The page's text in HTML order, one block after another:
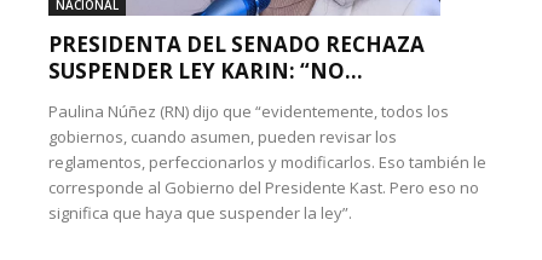
NACIONAL
PRESIDENTA DEL SENADO RECHAZA
SUSPENDER LEY KARIN: “NO...
Paulina Núñez (RN) dijo que “evidentemente, todos los
gobiernos, cuando asumen, pueden revisar los
reglamentos, perfeccionarlos y modificarlos. Eso también le
corresponde al Gobierno del Presidente Kast. Pero eso no
significa que haya que suspender la ley”.